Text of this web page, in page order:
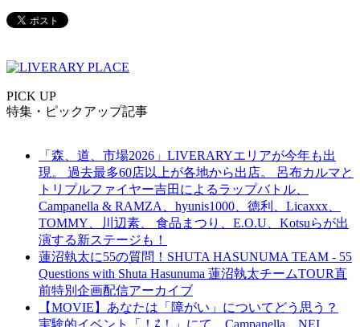
PICK UP
特集・ピックアップ記事
「森、道、市場2026」LIVERARYエリアが今年も出
現。 過去最多60店以上が各地から出店。 呂布カルマと
トリプルファイヤー吉田によるラップバトル、
Campanella & RAMZA、hyunis1000、徳利、Licaxxx、
TOMMY、川辺素、 食品まつり、E.O.U、Kotsuらが出
演する新ステージも！
蓮沼執太に55の質問！SHUTA HASUNUMA TEAM - 55
Questions with Shuta Hasunuma 蓮沼執太チームTOUR直
前特別企画配信アーカイブ
【MOVIE】あなたは「障がい」についてどう思う？